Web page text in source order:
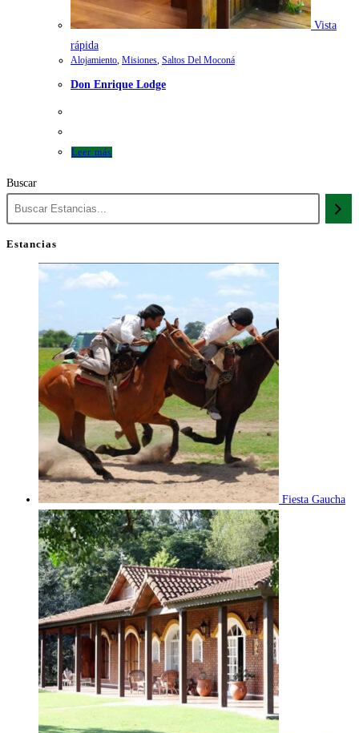
Vista
rápida
Alojamiento, Misiones, Saltos Del Moconá
Don Enrique Lodge
Leer más
Buscar
Estancias
Fiesta Gaucha